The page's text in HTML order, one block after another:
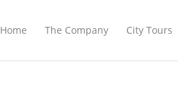
Home The Company City Tours